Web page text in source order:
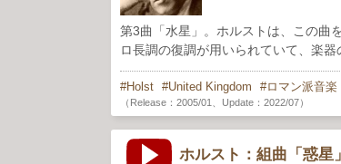
第3曲「水星」。ホルストは、この曲
ロ長調の復調が用いられていて、楽
Holst United Kingdom ロマン派音楽
（Release：2005/01、Update：2022/07）
ホルスト：組曲「惑星